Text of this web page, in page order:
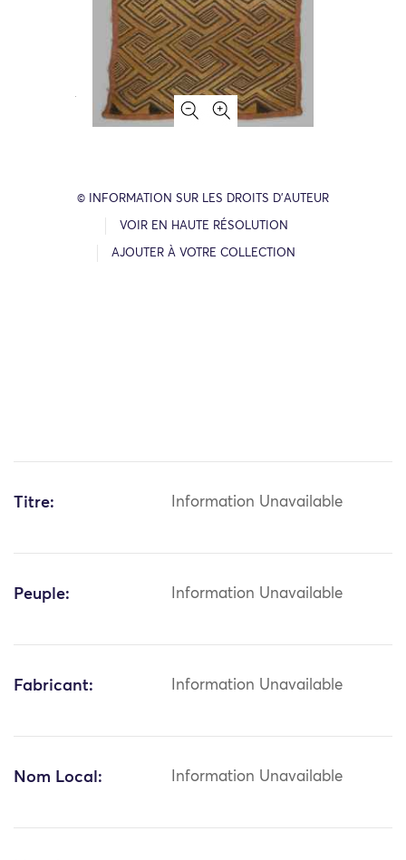
© INFORMATION SUR LES DROITS D’AUTEUR
VOIR EN HAUTE RÉSOLUTION
AJOUTER À VOTRE COLLECTION
Titre: Information Unavailable
Peuple: Information Unavailable
Fabricant: Information Unavailable
Nom Local: Information Unavailable